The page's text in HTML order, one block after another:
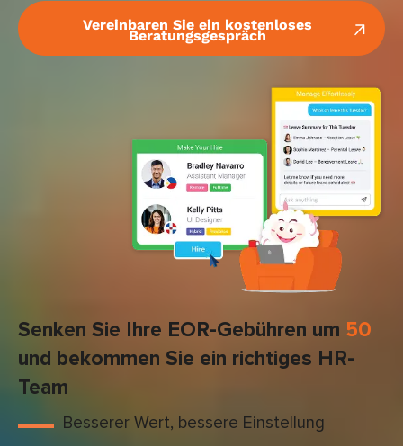
Vereinbaren Sie ein kostenloses
Beratungsgespräch
Senken Sie Ihre EOR-Gebühren um 50
und bekommen Sie ein richtiges HR-
Team
Besserer Wert, bessere Einstellung